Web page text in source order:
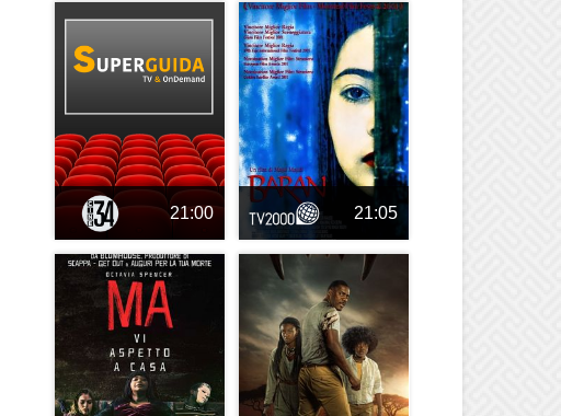
21:00 21:05